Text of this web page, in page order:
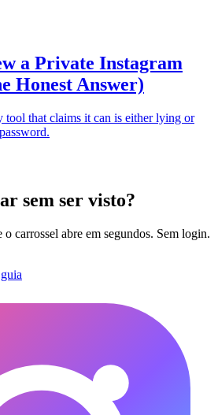
a Private Instagram
Honest Answer)
tool that claims it can is either lying or
sem ser visto?
carrossel abre em segundos. Sem login.